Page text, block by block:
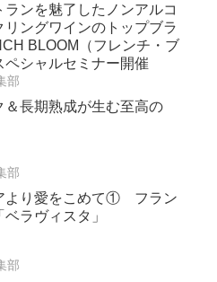
ランを魅了したノンアルコ
リングワインのトップブラ
BLOOM（フレンチ・ブ
ペシャルセミナー開催
部
＆長期熟成が生む至高の
部
より愛をこめて① フラン
ラヴィスタ」
部